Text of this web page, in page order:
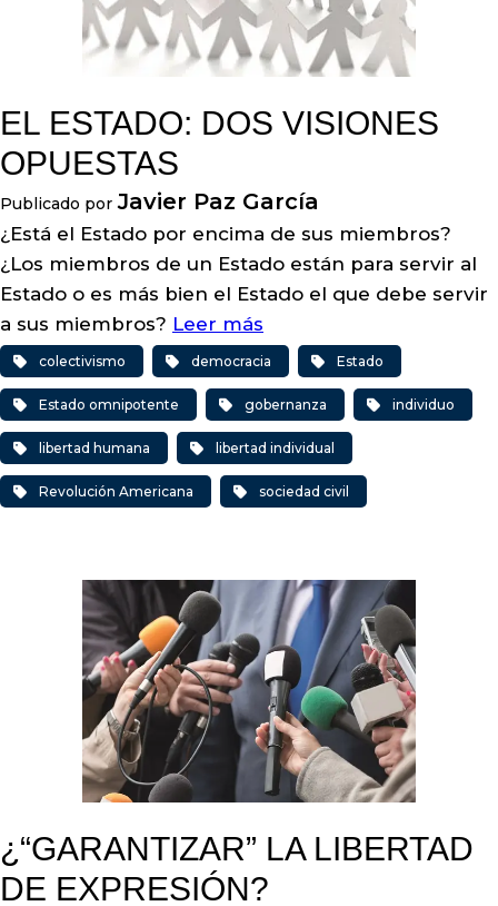
EL ESTADO: DOS VISIONES
OPUESTAS
Publicado por Javier Paz García
¿Está el Estado por encima de sus miembros?
¿Los miembros de un Estado están para servir al
Estado o es más bien el Estado el que debe servir
a sus miembros? Leer más
colectivismo democracia Estado
Estado omnipotente gobernanza individuo
libertad humana libertad individual
Revolución Americana sociedad civil
¿“GARANTIZAR” LA LIBERTAD
DE EXPRESIÓN?